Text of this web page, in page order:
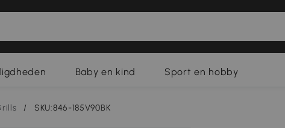
Baby en kind Sport en hobby
/ SKU:846-185V90BK